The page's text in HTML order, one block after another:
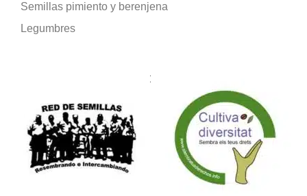
Semillas pimiento y berenjena
Legumbres
Formamos parte de: